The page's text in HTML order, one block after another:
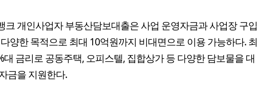
크 개인사업자 부동산담보대출은 사업 운영자금과 사업장 구입
양한 목적으로 최대 10억원까지 비대면으로 이용 가능하다. 최
대 금리로 공동주택, 오피스텔, 집합상가 등 다양한 담보물을 대
금을 지원한다.